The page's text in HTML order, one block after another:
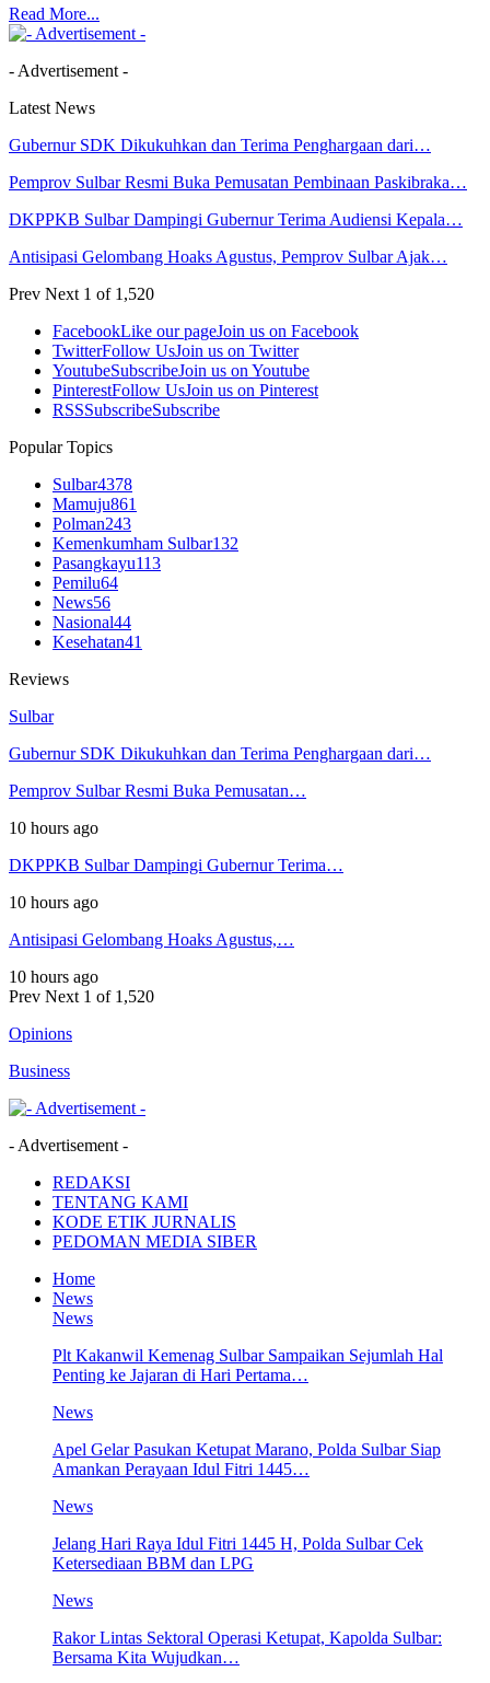
Read More...
- Advertisement -
Latest News
Gubernur SDK Dikukuhkan dan Terima Penghargaan dari…
Pemprov Sulbar Resmi Buka Pemusatan Pembinaan Paskibraka…
DKPPKB Sulbar Dampingi Gubernur Terima Audiensi Kepala…
Antisipasi Gelombang Hoaks Agustus, Pemprov Sulbar Ajak…
Prev Next 1 of 1,520
FacebookLike our pageJoin us on Facebook
TwitterFollow UsJoin us on Twitter
YoutubeSubscribeJoin us on Youtube
PinterestFollow UsJoin us on Pinterest
RSSSubscribeSubscribe
Popular Topics
Sulbar4378
Mamuju861
Polman243
Kemenkumham Sulbar132
Pasangkayu113
Pemilu64
News56
Nasional44
Kesehatan41
Reviews
Sulbar
Gubernur SDK Dikukuhkan dan Terima Penghargaan dari…
Pemprov Sulbar Resmi Buka Pemusatan…
10 hours ago
DKPPKB Sulbar Dampingi Gubernur Terima…
10 hours ago
Antisipasi Gelombang Hoaks Agustus,…
10 hours ago
Prev Next 1 of 1,520
Opinions
Business
- Advertisement -
REDAKSI
TENTANG KAMI
KODE ETIK JURNALIS
PEDOMAN MEDIA SIBER
Home
News
News
Plt Kakanwil Kemenag Sulbar Sampaikan Sejumlah Hal
Penting ke Jajaran di Hari Pertama…
News
Apel Gelar Pasukan Ketupat Marano, Polda Sulbar Siap
Amankan Perayaan Idul Fitri 1445…
News
Jelang Hari Raya Idul Fitri 1445 H, Polda Sulbar Cek
Ketersediaan BBM dan LPG
News
Rakor Lintas Sektoral Operasi Ketupat, Kapolda Sulbar:
Bersama Kita Wujudkan…